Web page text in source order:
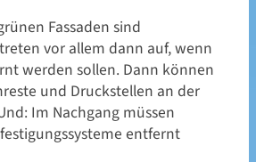
Fassaden sind
vor allem dann auf, wenn
werden sollen. Dann können
und Druckstellen an der
Im Nachgang müssen
entfernt